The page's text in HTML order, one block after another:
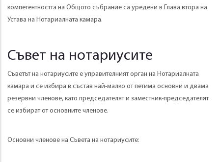
компетентността на Общото събрание са уредени в Глава втора на
Устава на Нотариалната камара.
Съвет на нотариусите
Съветът на нотариусите е управителният орган на Нотариалната
камара и се избира в състав най-малко от петима основни и двама
резервни членове, като председателят и заместник-председателят
се избират от основните членове.
Основни членове на Съвета на нотариусите: